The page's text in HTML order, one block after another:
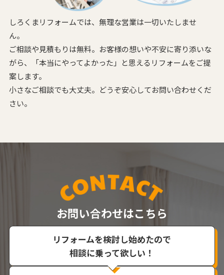
しろくまリフォームでは、無理な営業は一切いたしませ
ん。
ご相談や見積もりは無料。お客様の想いや不安に寄り添いな
がら、
「本当にやってよかった」と思えるリフォームをご提
案します。
小さなご相談でも大丈夫。どうぞ安心してお問い合わせくだ
さい。
お問い合わせはこちら
リフォームを検討し始めたので
相談に乗って欲しい！